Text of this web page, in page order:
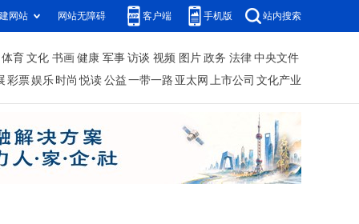
网站 网站无障碍 客户端 手机版 站内搜索
体育 文化 书画 健康 军事 访谈 视频 图片 政务 法律 中央文件
彩票娱乐 时尚 悦读 公益 一带一路 亚太网 上市公司 文化产业